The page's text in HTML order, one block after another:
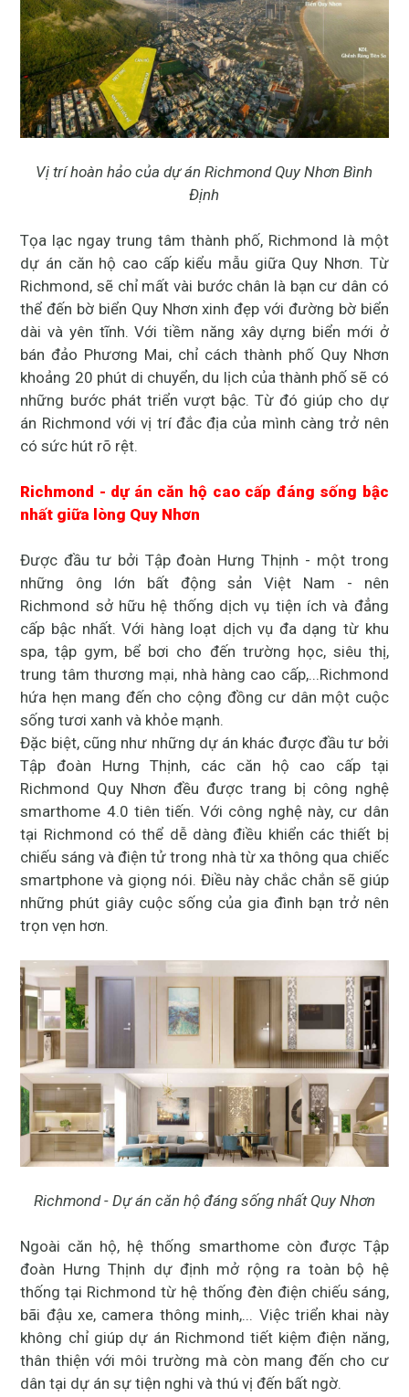
Vị trí hoàn hảo của dự án Richmond Quy Nhơn Bình
Định
Tọa lạc ngay trung tâm thành phố, Richmond là một
dự án căn hộ cao cấp kiểu mẫu giữa Quy Nhơn. Từ
Richmond, sẽ chỉ mất vài bước chân là bạn cư dân có
thể đến bờ biển Quy Nhơn xinh đẹp với đường bờ biển
dài và yên tĩnh. Với tiềm năng xây dựng biển mới ở
bán đảo Phương Mai, chỉ cách thành phố Quy Nhơn
khoảng 20 phút di chuyển, du lịch của thành phố sẽ có
những bước phát triển vượt bậc. Từ đó giúp cho dự
án Richmond với vị trí đắc địa của mình càng trở nên
có sức hút rõ rệt.
Richmond - dự án căn hộ cao cấp đáng sống bậc
nhất giữa lòng Quy Nhơn
Được đầu tư bởi Tập đoàn Hưng Thịnh - một trong
những ông lớn bất động sản Việt Nam - nên
Richmond sở hữu hệ thống dịch vụ tiện ích và đẳng
cấp bậc nhất. Với hàng loạt dịch vụ đa dạng từ khu
spa, tập gym, bể bơi cho đến trường học, siêu thị,
trung tâm thương mại, nhà hàng cao cấp,...Richmond
hứa hẹn mang đến cho cộng đồng cư dân một cuộc
sống tươi xanh và khỏe mạnh.
Đặc biệt, cũng như những dự án khác được đầu tư bởi
Tập đoàn Hưng Thịnh, các căn hộ cao cấp tại
Richmond Quy Nhơn đều được trang bị công nghệ
smarthome 4.0 tiên tiến. Với công nghệ này, cư dân
tại Richmond có thể dễ dàng điều khiển các thiết bị
chiếu sáng và điện tử trong nhà từ xa thông qua chiếc
smartphone và giọng nói. Điều này chắc chắn sẽ giúp
những phút giây cuộc sống của gia đình bạn trở nên
trọn vẹn hơn.
Richmond - Dự án căn hộ đáng sống nhất Quy Nhơn
Ngoài căn hộ, hệ thống smarthome còn được Tập
đoàn Hưng Thịnh dự định mở rộng ra toàn bộ hệ
thống tại Richmond từ hệ thống đèn điện chiếu sáng,
bãi đậu xe, camera thông minh,... Việc triển khai này
không chỉ giúp dự án Richmond tiết kiệm điện năng,
thân thiện với môi trường mà còn mang đến cho cư
dân tại dự án sự tiện nghi và thú vị đến bất ngờ.